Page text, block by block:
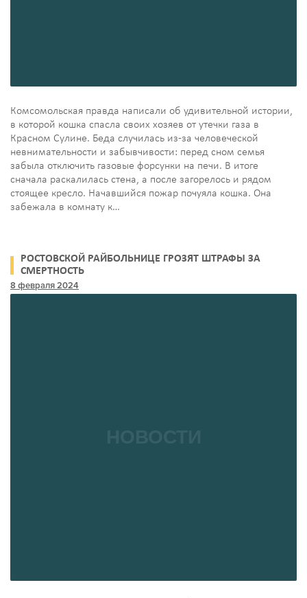
Комсомольская правда написали об удивительной истории,
в которой кошка спасла своих хозяев от утечки газа в
Красном Сулине. Беда случилась из-за человеческой
невнимательности и забывчивости: перед сном семья
забыла отключить газовые форсунки на печи. В итоге
сначала раскалилась стена, а после загорелось и рядом
стоящее кресло. Начавшийся пожар почуяла кошка. Она
забежала в комнату к…
РОСТОВСКОЙ РАЙБОЛЬНИЦЕ ГРОЗЯТ ШТРАФЫ ЗА
СМЕРТНОСТЬ
8 февраля 2024